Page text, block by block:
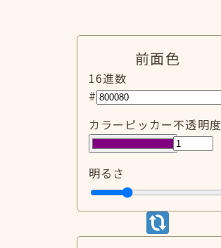
前面色
16進数
#
カラーピッカー不透明度
明るさ